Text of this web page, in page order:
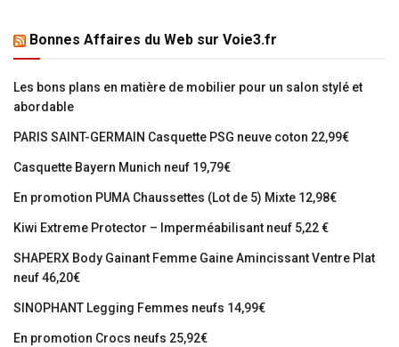
Bonnes Affaires du Web sur Voie3.fr
Les bons plans en matière de mobilier pour un salon stylé et
abordable
PARIS SAINT-GERMAIN Casquette PSG neuve coton 22,99€
Casquette Bayern Munich neuf 19,79€
En promotion PUMA Chaussettes (Lot de 5) Mixte 12,98€
Kiwi Extreme Protector – Imperméabilisant neuf 5,22 €
SHAPERX Body Gainant Femme Gaine Amincissant Ventre Plat
neuf 46,20€
SINOPHANT Legging Femmes neufs 14,99€
En promotion Crocs neufs 25,92€